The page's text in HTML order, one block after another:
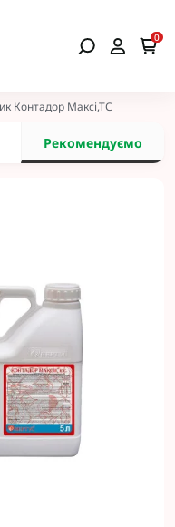
0
Контадор Максі,ТС
Рекомендуємо